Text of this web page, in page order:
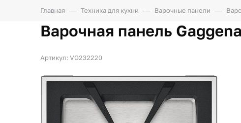
Главная Техника для кухни Варочные панели
Варочная панель
Артикул: VG232220